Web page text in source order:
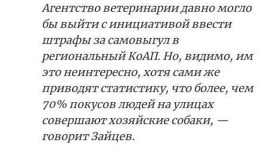
Агентство ветеринарии давно могло
бы выйти с инициативой ввести
штрафы за самовыгул в
региональный КоАП. Но, видимо, им
это неинтересно, хотя сами же
приводят статистику, что более, чем
70% покусов людей на улицах
совершают хозяйские собаки, —
говорит Зайцев.